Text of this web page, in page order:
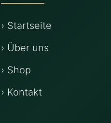
› Startseite
› Über uns
› Shop
› Kontakt